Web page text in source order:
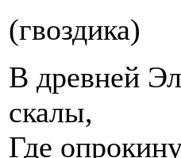
(гвоздика)
В древней
скалы,
Где